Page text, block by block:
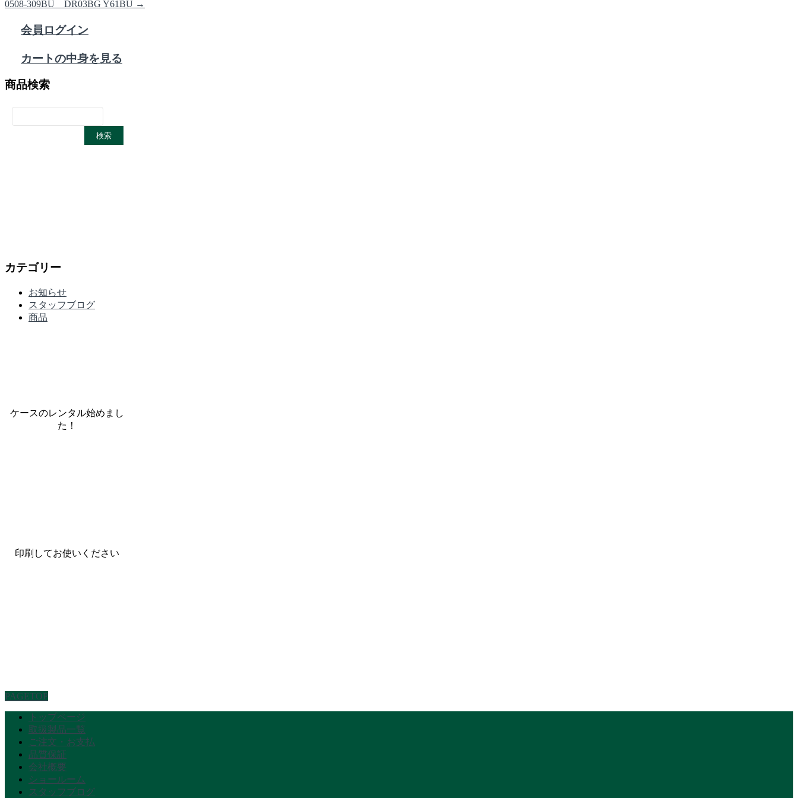
0508-309BU DR03BG Y61BU →
会員ログイン
カートの中身を見る
商品検索
カテゴリー
お知らせ
スタッフブログ
商品
ケースのレンタル始めまし
た！
印刷してお使いください
PAGETOP
トップページ
取扱製品一覧
ご注文・お支払
品質保証
会社概要
ショールーム
スタッフブログ